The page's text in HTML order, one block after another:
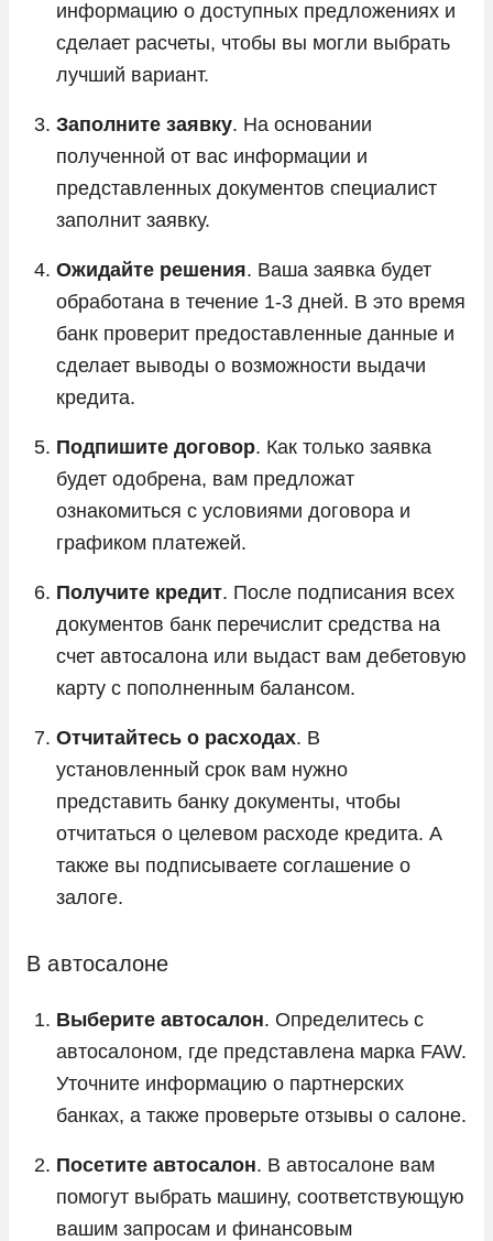
информацию о доступных предложениях и
сделает расчеты, чтобы вы могли выбрать
лучший вариант.
Заполните заявку. На основании
полученной от вас информации и
представленных документов специалист
заполнит заявку.
Ожидайте решения. Ваша заявка будет
обработана в течение 1-3 дней. В это время
банк проверит предоставленные данные и
сделает выводы о возможности выдачи
кредита.
Подпишите договор. Как только заявка
будет одобрена, вам предложат
ознакомиться с условиями договора и
графиком платежей.
Получите кредит. После подписания всех
документов банк перечислит средства на
счет автосалона или выдаст вам дебетовую
карту с пополненным балансом.
Отчитайтесь о расходах. В
установленный срок вам нужно
представить банку документы, чтобы
отчитаться о целевом расходе кредита. А
также вы подписываете соглашение о
залоге.
В автосалоне
Выберите автосалон. Определитесь с
автосалоном, где представлена марка FAW.
Уточните информацию о партнерских
банках, а также проверьте отзывы о салоне.
Посетите автосалон. В автосалоне вам
помогут выбрать машину, соответствующую
вашим запросам и финансовым